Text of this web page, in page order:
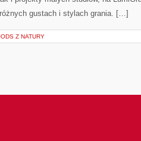
gustach i stylach grania. […]
Z NATURY